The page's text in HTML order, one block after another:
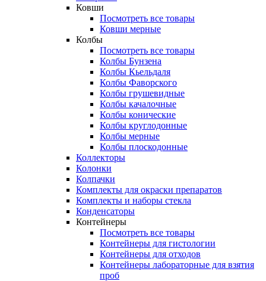
Ковши
Посмотреть все товары
Ковши мерные
Колбы
Посмотреть все товары
Колбы Бунзена
Колбы Кьельдаля
Колбы Фаворского
Колбы грушевидные
Колбы качалочные
Колбы конические
Колбы круглодонные
Колбы мерные
Колбы плоскодонные
Коллекторы
Колонки
Колпачки
Комплекты для окраски препаратов
Комплекты и наборы стекла
Конденсаторы
Контейнеры
Посмотреть все товары
Контейнеры для гистологии
Контейнеры для отходов
Контейнеры лабораторные для взятия
проб